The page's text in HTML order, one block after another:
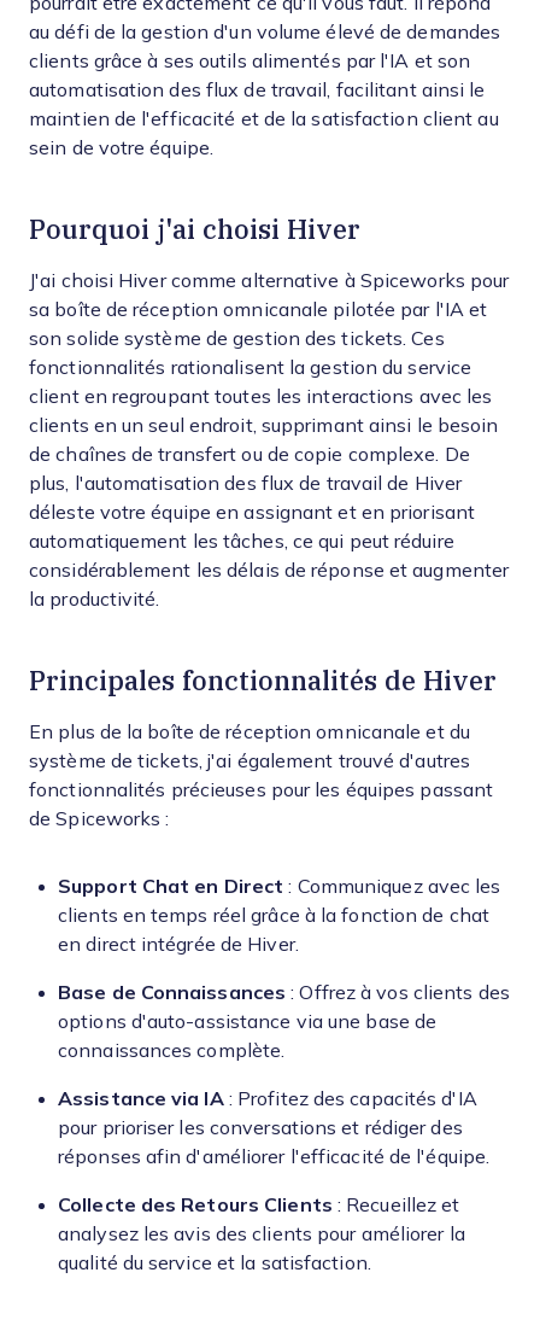
au défi de la gestion d'un volume élevé de demandes
clients grâce à ses outils alimentés par l'IA et son
automatisation des flux de travail, facilitant ainsi le
maintien de l'efficacité et de la satisfaction client au
sein de votre équipe.
Pourquoi j'ai choisi Hiver
J'ai choisi Hiver comme alternative à Spiceworks pour
sa boîte de réception omnicanale pilotée par l'IA et
son solide système de gestion des tickets. Ces
fonctionnalités rationalisent la gestion du service
client en regroupant toutes les interactions avec les
clients en un seul endroit, supprimant ainsi le besoin
de chaînes de transfert ou de copie complexe. De
plus, l'automatisation des flux de travail de Hiver
déleste votre équipe en assignant et en priorisant
automatiquement les tâches, ce qui peut réduire
considérablement les délais de réponse et augmenter
la productivité.
Principales fonctionnalités de Hiver
En plus de la boîte de réception omnicanale et du
système de tickets, j'ai également trouvé d'autres
fonctionnalités précieuses pour les équipes passant
de Spiceworks :
Support Chat en Direct : Communiquez avec les
clients en temps réel grâce à la fonction de chat
en direct intégrée de Hiver.
Base de Connaissances : Offrez à vos clients des
options d'auto-assistance via une base de
connaissances complète.
Assistance via IA: Profitez des capacités d'IA
pour prioriser les conversations et rédiger des
réponses afin d'améliorer l'efficacité de l'équipe.
Collecte des Retours Clients : Recueillez et
analysez les avis des clients pour améliorer la
qualité du service et la satisfaction.